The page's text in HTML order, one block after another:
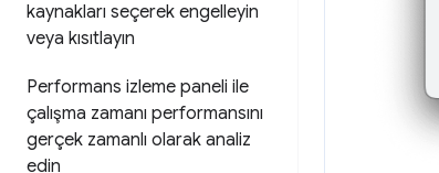
kaynakları seçerek engelleyin
veya kısıtlayın
Performans izleme paneli ile
çalışma zamanı performansını
gerçek zamanlı olarak analiz
edin